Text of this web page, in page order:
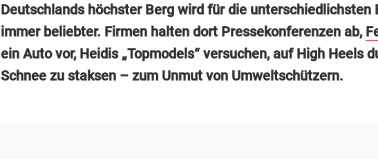
Deutschlands höchster Berg wird für die unterschiedlichsten
immer beliebter. Firmen halten dort Pressekonferenzen ab,
ein Auto vor, Heidis „Topmodels“ versuchen, auf High Heels
Schnee zu staksen – zum Unmut von Umweltschützern.